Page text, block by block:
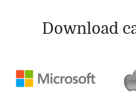
Download